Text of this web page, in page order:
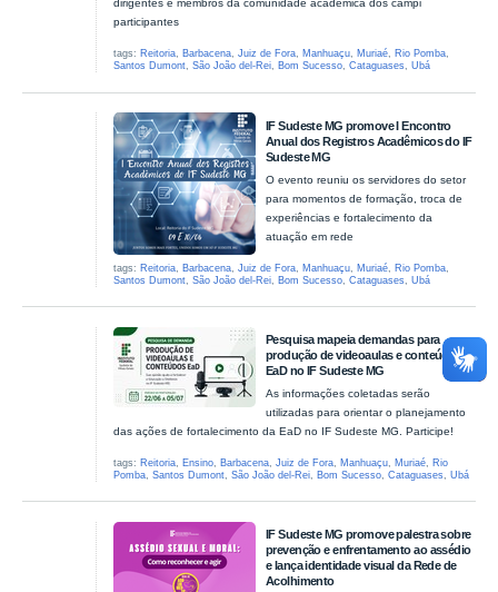
dirigentes e membros da comunidade acadêmica dos campi
participantes
tags: Reitoria, Barbacena,Juiz de Fora, Manhuaçu, Muriaé, Rio Pomba,
Santos Dumont,São João del-Rei, Bom Sucesso,Cataguases,Ubá
IF Sudeste MG promove I Encontro
Anual dos Registros Acadêmicos do IF
Sudeste MG
O evento reuniu os servidores do setor
para momentos de formação, troca de
experiências e fortalecimento da
atuação em rede
tags: Reitoria Barbacena ,Juiz de Fora Manhuaçu Muriaé Rio Pomba
Santos Dumont ,São João del-Rei Bom Sucesso ,Cataguases ,Ubá
Pesquisa mapeia demandas para
produção de videoaulas e conteúdos
EaD no IF Sudeste MG
As informações coletadas serão
utilizadas para orientar o planejamento
das ações de fortalecimento da EaD no IF Sudeste MG. Participe!
tags: Reitoria Ensino Barbacena ,Juiz de Fora Manhuaçu Muriaé
Rio
Pomba ,Santos Dumont ,São João del-Rei Bom Sucesso ,Cataguases ,Ubá
IF Sudeste MG promove palestra sobre
prevenção e enfrentamento ao assédio
e lança identidade visual da Rede de
Acolhimento